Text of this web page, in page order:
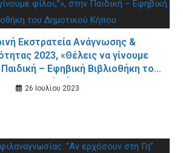
Εκστρατεία Ανάγνωσης &
2023, «Θέλεις να γίνουμε
Παιδική – Εφηβική Βιβλιοθήκη του
Δημοτικού Κήπου
26 Ιουλίου 2023